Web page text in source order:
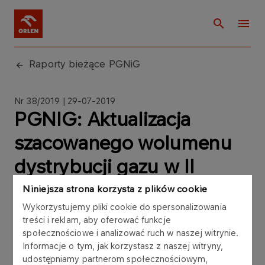
Niniejsza strona korzysta z plików cookie
Wykorzystujemy pliki cookie do spersonalizowania
treści i reklam, aby oferować funkcje
społecznościowe i analizować ruch w naszej witrynie.
Informacje o tym, jak korzystasz z naszej witryny,
udostępniamy partnerom społecznościowym,
Raporty bieżące PGNiG
Nr 38/2019 | 29-07-2019
PGNIG: Aktualizacja
szacowanego wolumenu
dystrybucji gazu w II
kwartale oraz I półroczu
2019 roku